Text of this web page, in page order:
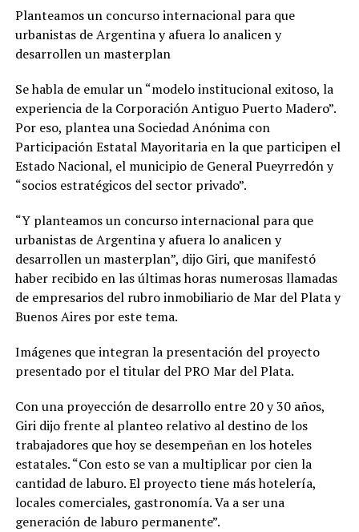
Planteamos un concurso internacional para que
urbanistas de Argentina y afuera lo analicen y
desarrollen un masterplan
Se habla de emular un “modelo institucional exitoso, la
experiencia de la Corporación Antiguo Puerto Madero”.
Por eso, plantea una Sociedad Anónima con
Participación Estatal Mayoritaria en la que participen el
Estado Nacional, el municipio de General Pueyrredón y
“socios estratégicos del sector privado”.
“Y planteamos un concurso internacional para que
urbanistas de Argentina y afuera lo analicen y
desarrollen un masterplan”, dijo Giri, que manifestó
haber recibido en las últimas horas numerosas llamadas
de empresarios del rubro inmobiliario de Mar del Plata y
Buenos Aires por este tema.
Imágenes que integran la presentación del proyecto
presentado por el titular del PRO Mar del Plata.
Con una proyección de desarrollo entre 20 y 30 años,
Giri dijo frente al planteo relativo al destino de los
trabajadores que hoy se desempeñan en los hoteles
estatales. “Con esto se van a multiplicar por cien la
cantidad de laburo. El proyecto tiene más hotelería,
locales comerciales, gastronomía. Va a ser una
generación de laburo permanente”.